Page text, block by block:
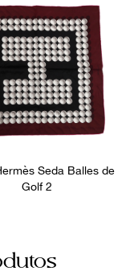
Seda Balles de
Golf 2